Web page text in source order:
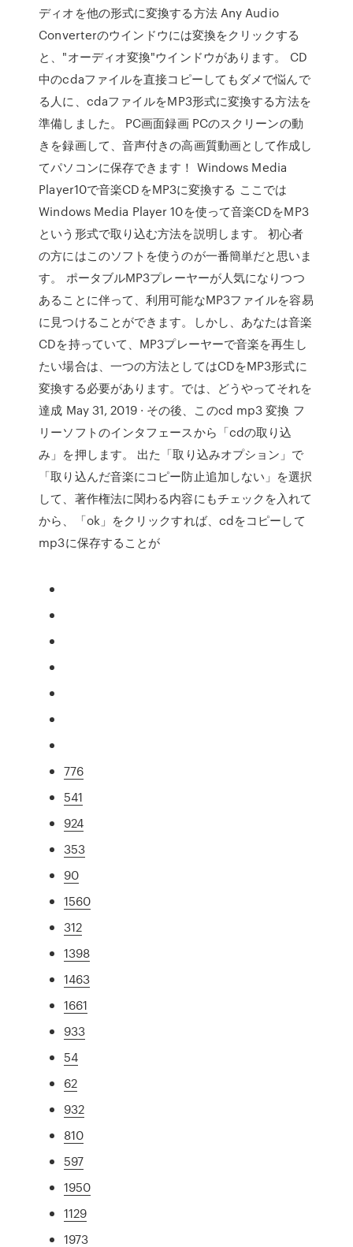
ディオを他の形式に変換する方法 Any Audio
Converterのウインドウには変換をクリックする
と、"オーディオ変換"ウインドウがあります。 CD
中のcdaファイルを直接コピーしてもダメで悩んで
る人に、cdaファイルをMP3形式に変換する方法を
準備しました。 PC画面録画 PCのスクリーンの動
きを録画して、音声付きの高画質動画として作成し
てパソコンに保存できます！ Windows Media
Player10で音楽CDをMP3に変換する ここでは
Windows Media Player 10を使って音楽CDをMP3
という形式で取り込む方法を説明します。 初心者
の方にはこのソフトを使うのが一番簡単だと思いま
す。 ポータブルMP3プレーヤーが人気になりつつ
あることに伴って、利用可能なMP3ファイルを容易
に見つけることができます。しかし、あなたは音楽
CDを持っていて、MP3プレーヤーで音楽を再生し
たい場合は、一つの方法としてはCDをMP3形式に
変換する必要があります。では、どうやってそれを
達成 May 31, 2019 · その後、このcd mp3 変換 フ
リーソフトのインタフェースから「cdの取り込
み」を押します。 出た「取り込みオプション」で
「取り込んだ音楽にコピー防止追加しない」を選択
して、著作権法に関わる内容にもチェックを入れて
から、「ok」をクリックすれば、cdをコピーして
mp3に保存することが
776
541
924
353
90
1560
312
1398
1463
1661
933
54
62
932
810
597
1950
1129
1973